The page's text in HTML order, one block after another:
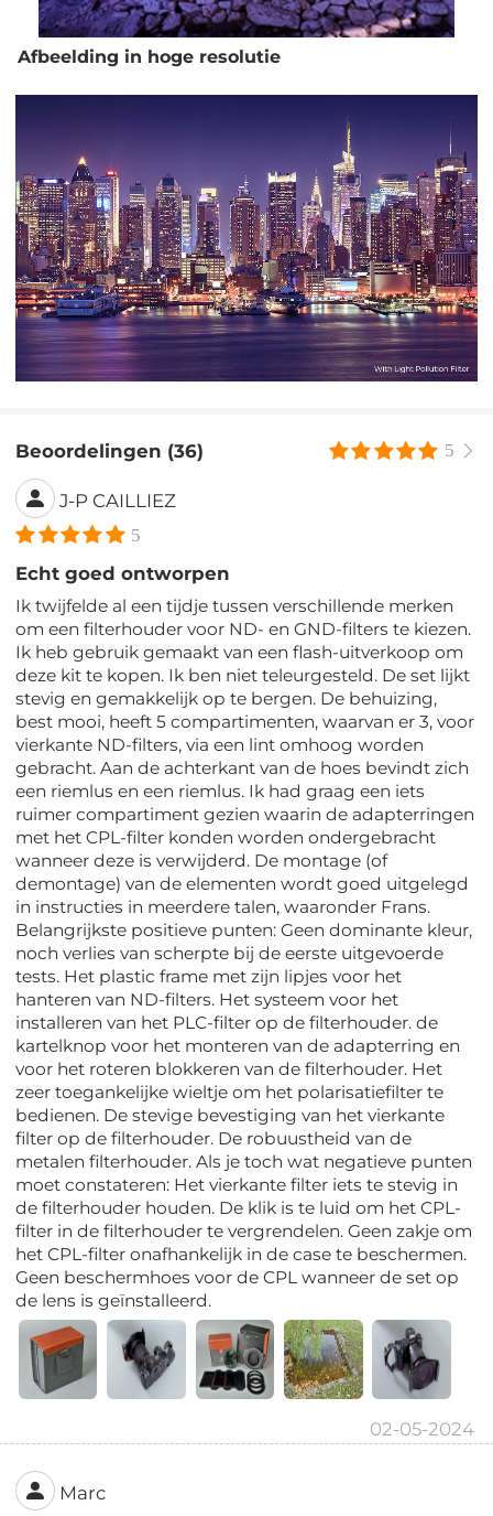
Afbeelding in hoge resolutie
Beoordelingen (36) 5
J-P CAILLIEZ
5
Echt goed ontworpen
Ik twijfelde al een tijdje tussen verschillende merken
om een filterhouder voor ND- en GND-filters te kiezen.
Ik heb gebruik gemaakt van een flash-uitverkoop om
deze kit te kopen. Ik ben niet teleurgesteld. De set lijkt
stevig en gemakkelijk op te bergen. De behuizing,
best mooi, heeft 5 compartimenten, waarvan er 3, voor
vierkante ND-filters, via een lint omhoog worden
gebracht. Aan de achterkant van de hoes bevindt zich
een riemlus en een riemlus. Ik had graag een iets
ruimer compartiment gezien waarin de adapterringen
met het CPL-filter konden worden ondergebracht
wanneer deze is verwijderd. De montage (of
demontage) van de elementen wordt goed uitgelegd
in instructies in meerdere talen, waaronder Frans.
Belangrijkste positieve punten: Geen dominante kleur,
noch verlies van scherpte bij de eerste uitgevoerde
tests. Het plastic frame met zijn lipjes voor het
hanteren van ND-filters. Het systeem voor het
installeren van het PLC-filter op de filterhouder. de
kartelknop voor het monteren van de adapterring en
voor het roteren blokkeren van de filterhouder. Het
zeer toegankelijke wieltje om het polarisatiefilter te
bedienen. De stevige bevestiging van het vierkante
filter op de filterhouder. De robuustheid van de
metalen filterhouder. Als je toch wat negatieve punten
moet constateren: Het vierkante filter iets te stevig in
de filterhouder houden. De klik is te luid om het CPL-
filter in de filterhouder te vergrendelen. Geen zakje om
het CPL-filter onafhankelijk in de case te beschermen.
Geen beschermhoes voor de CPL wanneer de set op
de lens is geïnstalleerd.
02-05-2024
Marc